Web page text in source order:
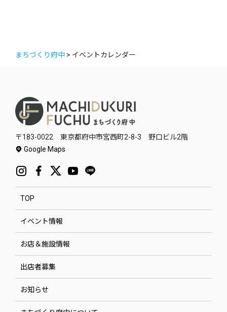
まちづくり府中 > イベントカレンダー
〒183-0022 東京都府中市宮西町2-8-3 野口ビル2階
Google Maps
TOP
イベント情報
お店＆施設情報
出店者募集
お知らせ